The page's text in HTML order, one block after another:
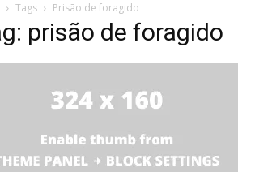
Tags Prisão de foragido
prisão de foragido